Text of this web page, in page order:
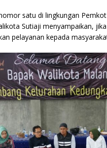
satu di lingkungan
Sutiaji menyampaikan,
pelayanan kepada